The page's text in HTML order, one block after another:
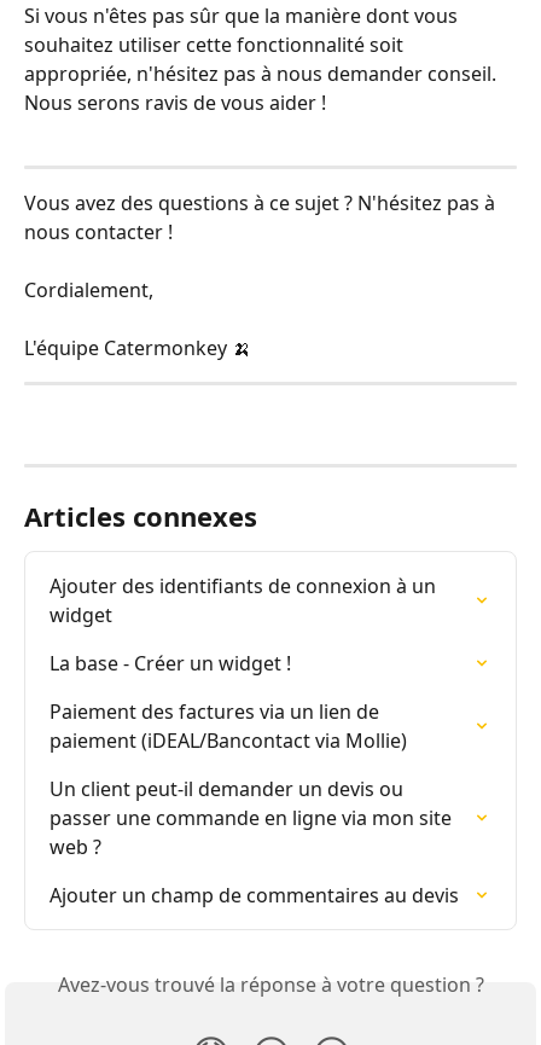
Si vous n'êtes pas sûr que la manière dont vous
souhaitez utiliser cette fonctionnalité soit
appropriée, n'hésitez pas à nous demander conseil.
Nous serons ravis de vous aider !
Vous avez des questions à ce sujet ? N'hésitez pas à
nous contacter !
Cordialement,
L'équipe Catermonkey 🍌
Articles connexes
Ajouter des identifiants de connexion à un
widget
La base - Créer un widget !
Paiement des factures via un lien de
paiement (iDEAL/Bancontact via Mollie)
Un client peut-il demander un devis ou
passer une commande en ligne via mon site
web ?
Ajouter un champ de commentaires au devis
Avez-vous trouvé la réponse à votre question ?